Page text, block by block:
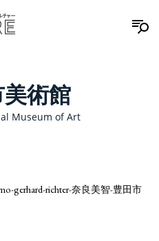
術館
Museum of Art
gerhard-richter-奈良美智-豊田市